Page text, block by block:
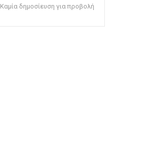
Καμία δημοσίευση για προβολή